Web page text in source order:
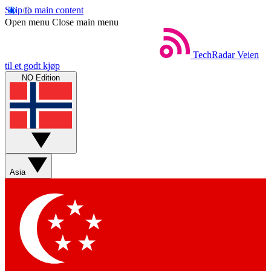
Skip to main content
Open menu Close main menu
TechRadar Veien
til et godt kjøp
NO Edition
Asia